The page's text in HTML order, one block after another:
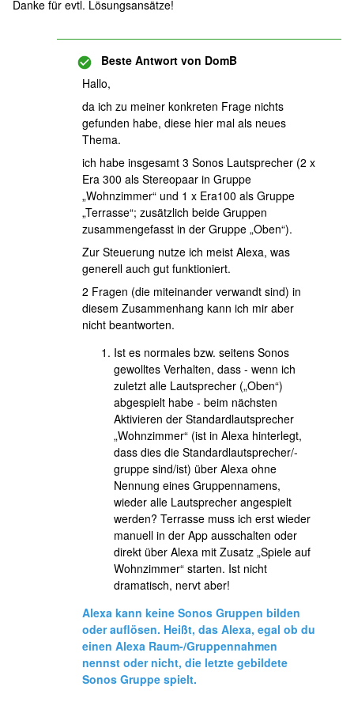
Danke für evtl. Lösungsansätze!
Beste Antwort von DomB
Hallo,
da ich zu meiner konkreten Frage nichts
gefunden habe, diese hier mal als neues
Thema.
ich habe insgesamt 3 Sonos Lautsprecher (2 x
Era 300 als Stereopaar in Gruppe
„Wohnzimmer“ und 1 x Era100 als Gruppe
„Terrasse“; zusätzlich beide Gruppen
zusammengefasst in der Gruppe „Oben“).
Zur Steuerung nutze ich meist Alexa, was
generell auch gut funktioniert.
2 Fragen (die miteinander verwandt sind) in
diesem Zusammenhang kann ich mir aber
nicht beantworten.
Ist es normales bzw. seitens Sonos
gewolltes Verhalten, dass - wenn ich
zuletzt alle Lautsprecher („Oben“)
abgespielt habe - beim nächsten
Aktivieren der Standardlautsprecher
„Wohnzimmer“ (ist in Alexa hinterlegt,
dass dies die Standardlautsprecher/-
gruppe sind/ist) über Alexa ohne
Nennung eines Gruppennamens,
wieder alle Lautsprecher angespielt
werden? Terrasse muss ich erst wieder
manuell in der App ausschalten oder
direkt über Alexa mit Zusatz „Spiele auf
Wohnzimmer“ starten. Ist nicht
dramatisch, nervt aber!
Alexa kann keine Sonos Gruppen bilden
oder auflösen. Heißt, das Alexa, egal ob du
einen Alexa Raum-/Gruppennahmen
nennst oder nicht, die letzte gebildete
Sonos Gruppe spielt.